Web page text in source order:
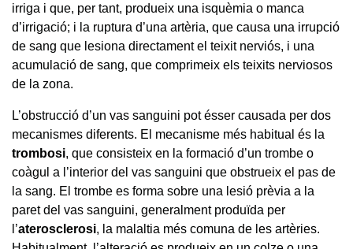
irriga i que, per tant, produeix una isquèmia o manca
d’irrigació; i la ruptura d’una artèria, que causa una irrupció
de sang que lesiona directament el teixit nerviós, i una
acumulació de sang, que comprimeix els teixits nerviosos
de la zona.
L’obstrucció d’un vas sanguini pot ésser causada per dos
mecanismes diferents. El mecanisme més habitual és la
trombosi, que consisteix en la formació d’un trombe o
coàgul a l’interior del vas sanguini que obstrueix el pas de
la sang. El trombe es forma sobre una lesió prèvia a la
paret del vas sanguini, generalment produïda per
l’aterosclerosi, la malaltia més comuna de les artèries.